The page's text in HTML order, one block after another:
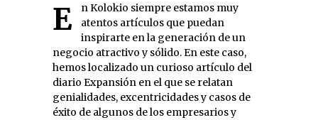
En Kolokio siempre estamos muy
atentos artículos que puedan
inspirarte en la generación de un
negocio atractivo y sólido. En este caso,
hemos localizado un curioso artículo del
diario Expansión en el que se relatan
genialidades, excentricidades y casos de
éxito de algunos de los empresarios y